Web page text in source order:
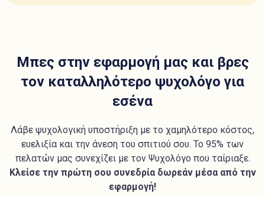
Μπες στην εφαρμογή μας και βρες
τον καταλληλότερο ψυχολόγο για
εσένα
Λάβε ψυχολογική υποστήριξη με το χαμηλότερο κόστος,
ευελιξία και την άνεση του σπιτιού σου. Το 95% των
πελατών μας συνεχίζει με τον Ψυχολόγο που ταίριαξε.
Κλείσε την πρώτη σου συνεδρία δωρεάν μέσα από την
εφαρμογή!